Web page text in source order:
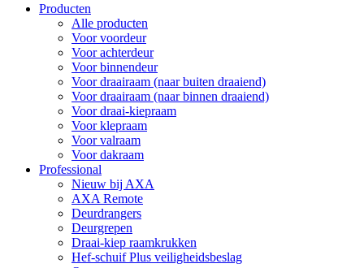
Producten
Alle producten
Voor voordeur
Voor achterdeur
Voor binnendeur
Voor draairaam (naar buiten draaiend)
Voor draairaam (naar binnen draaiend)
Voor draai-kiepraam
Voor klepraam
Voor valraam
Voor dakraam
Professional
Nieuw bij AXA
AXA Remote
Deurdrangers
Deurgrepen
Draai-kiep raamkrukken
Hef-schuif Plus veiligheidsbeslag